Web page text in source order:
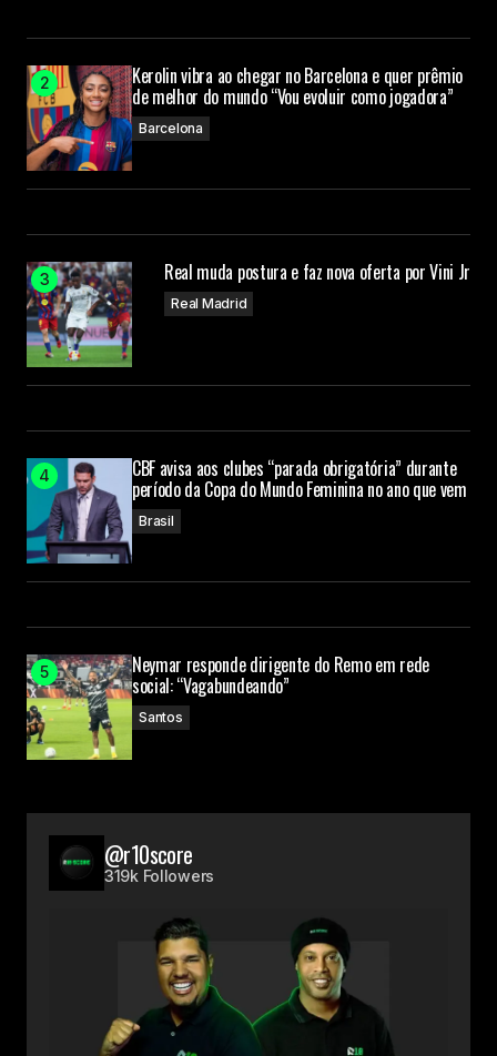
Kerolin vibra ao chegar no Barcelona e quer prêmio
de melhor do mundo “Vou evoluir como jogadora”
Barcelona
Real muda postura e faz nova oferta por Vini Jr
Real Madrid
CBF avisa aos clubes “parada obrigatória” durante
período da Copa do Mundo Feminina no ano que vem
Brasil
Neymar responde dirigente do Remo em rede
social: “Vagabundeando”
Santos
@r10score
319k Followers